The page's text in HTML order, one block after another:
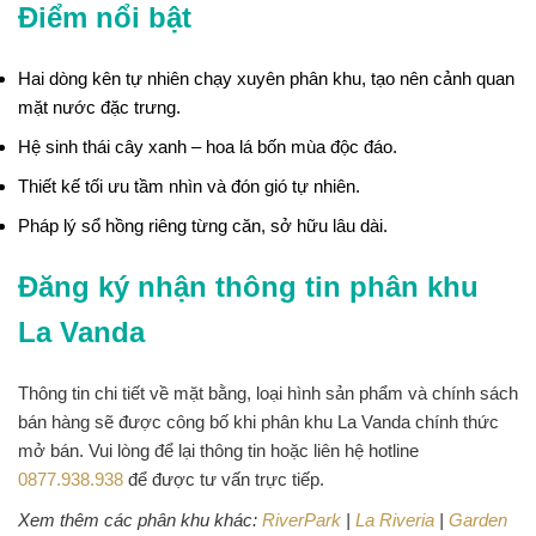
Điểm nổi bật
Hai dòng kên tự nhiên chạy xuyên phân khu, tạo nên cảnh quan
mặt nước đặc trưng.
Hệ sinh thái cây xanh – hoa lá bốn mùa độc đáo.
Thiết kế tối ưu tầm nhìn và đón gió tự nhiên.
Pháp lý sổ hồng riêng từng căn, sở hữu lâu dài.
Đăng ký nhận thông tin phân khu
La Vanda
Thông tin chi tiết về mặt bằng, loại hình sản phẩm và chính sách
bán hàng sẽ được công bố khi phân khu La Vanda chính thức
mở bán. Vui lòng để lại thông tin hoặc liên hệ hotline
0877.938.938 để được tư vấn trực tiếp.
Xem thêm các phân khu khác: RiverPark | La Riveria | Garden